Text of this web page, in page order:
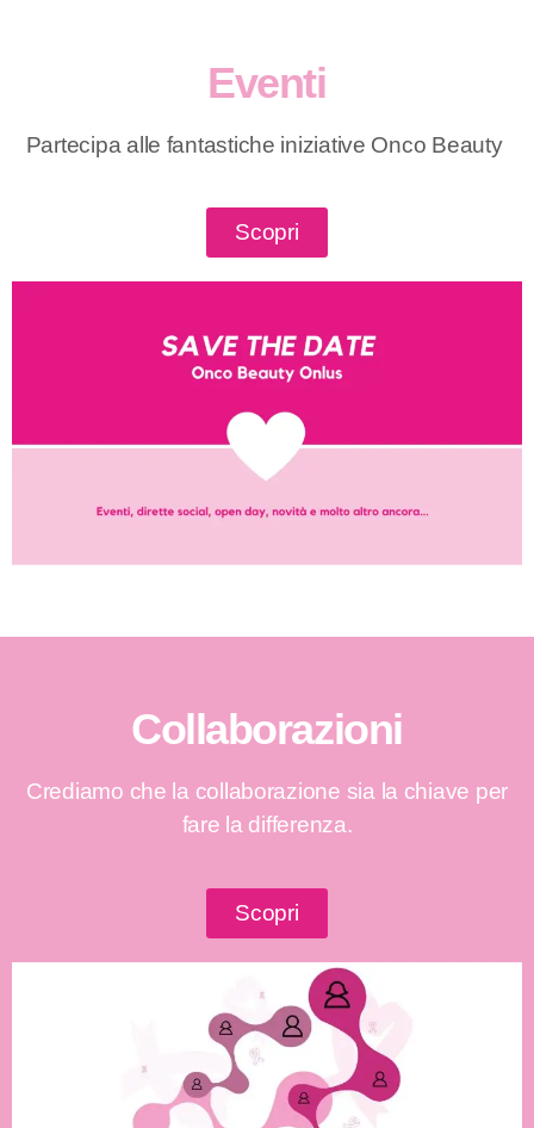
Eventi
Partecipa alle fantastiche iniziative Onco Beauty
Scopri
Collaborazioni
Crediamo che la collaborazione sia la chiave per
fare la differenza.
Scopri